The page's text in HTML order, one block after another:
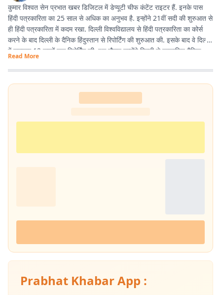
कुमार विश्वत सेन प्रभात खबर डिजिटल में डेप्यूटी चीफ कंटेंट राइटर हैं. इनके पास
हिंदी पत्रकारिता का 25 साल से अधिक का अनुभव है. इन्होंने 21वीं सदी की शुरुआत से
ही हिंदी पत्रकारिता में कदम रखा. दिल्ली विश्वविद्यालय से हिंदी पत्रकारिता का कोर्स
करने के बाद दिल्ली के दैनिक हिंदुस्तान से रिपोर्टिंग की शुरुआत की. इसके बाद वे दिल्ली
में लगातार 12 सालों तक रिपोर्टिंग की. इस दौरान उन्होंने दिल्ली से प्रकाशित दैनिक
हिंदुस्तान दैनिक जागरण, देशबंधु जैसे प्रतिष्ठित अखबारों के साथ कई साप्ताहिक
अखबारों के लिए भी रिपोर्टिंग की. 2013 में वे प्रभात खबर आए. तब से वे प्रिंट मीडिया
के साथ फिलहाल पिछले 10 सालों से प्रभात खबर डिजिटल में अपनी सेवाएं दे रहे हैं.
इन्होंने अपने करियर के शुरुआती दिनों में ही राजस्थान में होने वाली हिंदी पत्रकारिता के
300 साल के इतिहास पर एक पुस्तक 'नित नए आयाम की खोज: राजस्थानी
Read More
Prabhat Khabar App :